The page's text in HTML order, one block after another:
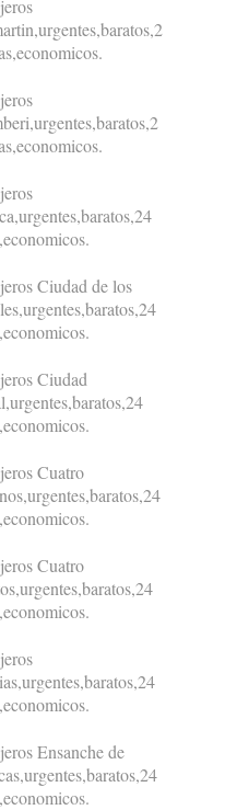
Ciudad de los
Ciudad
Cuatro
Cuatro
Ensanche de